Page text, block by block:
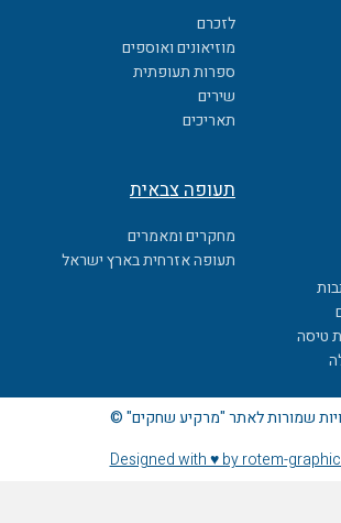
לזכרם
מוזיאונים ואוספים
ספרות תעופתית
שירים
תאריכים
טיסה
תעופה צבאית
מחקרים ומאמרים
תעופה אזרחית בארץ ישראל
שמורות לאתר "מרקיע שחקים" ©
Designed with ♥ by rotem-